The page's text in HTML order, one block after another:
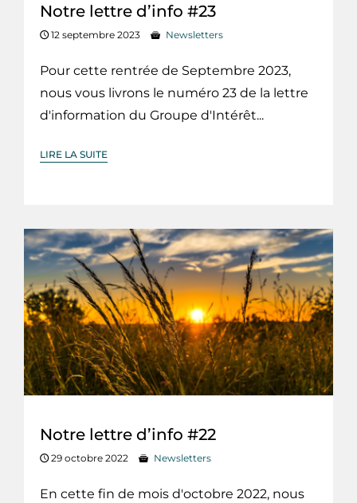
Notre lettre d’info #23
12 septembre 2023 Newsletters
Pour cette rentrée de Septembre 2023,
nous vous livrons le numéro 23 de la lettre
d'information du Groupe d'Intérêt...
LIRE LA SUITE
Notre lettre d’info #22
29 octobre 2022 Newsletters
En cette fin de mois d'octobre 2022, nous